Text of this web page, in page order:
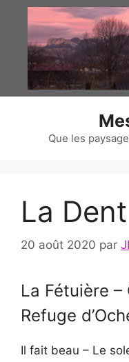
contenu
Que les
La
20 août 2020 par
La Fétuière –
Refuge
Il fait beau – Le